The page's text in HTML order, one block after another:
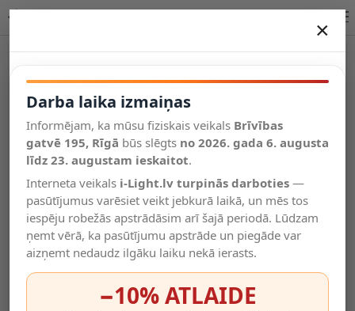
Salīdzināt
Vēlmju
saraksts
Valodas
×
Darba laika izmaiņas
Informējam, ka mūsu fiziskais veikals Brīvības
gatvē 195, Rīgā būs slēgts no 2026. gada 6. augusta
līdz 23. augustam ieskaitot.
Interneta veikals i-Light.lv turpinās darboties —
pasūtījumus varēsiet veikt jebkurā laikā, un mēs tos
iespēju robežās apstrādāsim arī šajā periodā. Lūdzam
ņemt vērā, ka pasūtījumu apstrāde un piegāde var
aizņemt nedaudz ilgāku laiku nekā ierasts.
−10% ATLAIDE